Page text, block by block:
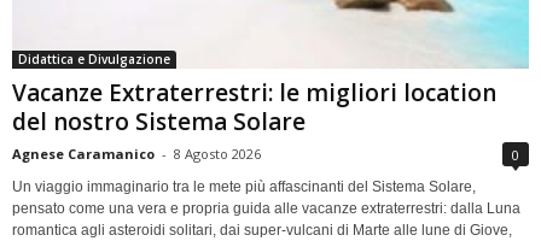
Didattica e Divulgazione
Vacanze Extraterrestri: le migliori location
del nostro Sistema Solare
Agnese Caramanico - 8 Agosto 2026 0
Un viaggio immaginario tra le mete più affascinanti del Sistema Solare,
pensato come una vera e propria guida alle vacanze extraterrestri: dalla Luna
romantica agli asteroidi solitari, dai super-vulcani di Marte alle lune di Giove,